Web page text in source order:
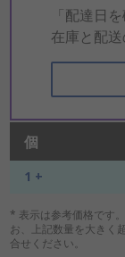
「配達日
在庫と配送
個
1 +
* 表示は参考価格です
お、上記数量を大きく
合せください。